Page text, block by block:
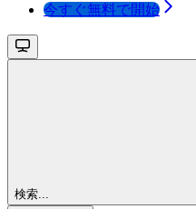
今すぐ無料で開始
検索...